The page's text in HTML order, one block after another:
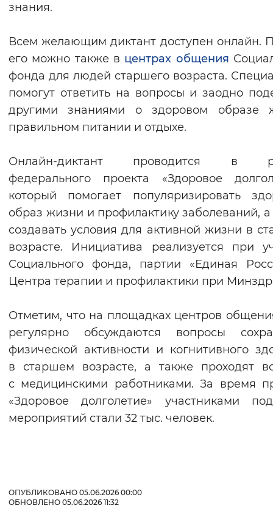
Звуковой ассистент
Воспроизвести Остановить
Вернуть стандартные настройки
знания.
Всем желающим диктант доступен онлайн.
его можно также в центрах общения
фонда для людей старшего возраста.
помогут ответить на вопросы и заодно
другими знаниями о здоровом образе
правильном питании и отдыхе.
Онлайн-диктант проводится в
федерального проекта «Здоровое
который помогает популяризировать
образ жизни и профилактику заболеваний,
создавать условия для активной жизни в
возрасте. Инициатива реализуется при
Социального фонда, партии «Единая
Центра терапии и профилактики при
Отметим, что на площадках центров
регулярно обсуждаются вопросы
физической активности и когнитивного
в старшем возрасте, а также проходят
с медицинскими работниками. За время
«Здоровое долголетие» участниками
мероприятий стали 32 тыс. человек.
ОПУБЛИКОВАНО 05.06.2026 00:00
ОБНОВЛЕНО 05.06.2026 11:32